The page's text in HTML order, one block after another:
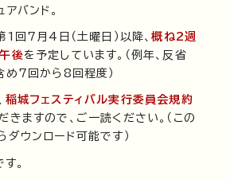
アバンド。
1回7月4日（土曜日）以降、概ね2週
後を予定しています。（例年、反省
め7回から8回程度）
稲城フェスティバル実行委員会規約
きますので、ご一読ください。（この
ダウンロード可能です）
す。